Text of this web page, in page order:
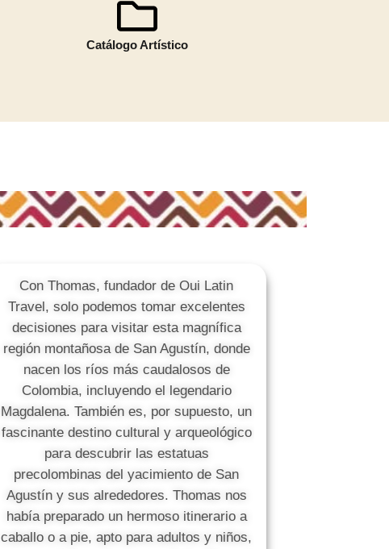
Catálogo Artístico
Con Thomas, fundador de Oui Latin
Travel, solo podemos tomar excelentes
decisiones para visitar esta magnífica
región montañosa de San Agustín, donde
nacen los ríos más caudalosos de
Colombia, incluyendo el legendario
Magdalena. También es, por supuesto, un
fascinante destino cultural y arqueológico
para descubrir las estatuas
precolombinas del yacimiento de San
Agustín y sus alrededores. Thomas nos
había preparado un hermoso itinerario a
caballo o a pie, apto para adultos y niños,